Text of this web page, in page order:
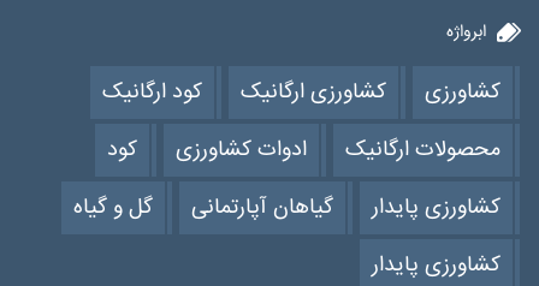
ابرواژه
کشاورزی کشاورزی ارگانیک
کود ارگانیک
محصولات ارگانیک
ادوات کشاورزی
کود
کشاورزی پایدار
گیاهان آپارتمانی
گل و گیاه
کشاورزی پایدار